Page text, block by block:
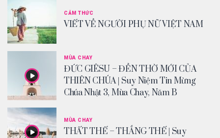
CẢM THỨC
VIẾT VỀ NGƯỜI PHỤ NỮ VIỆT NAM
MÙA CHAY
ĐỨC GIÊSU – ĐỀN THỜ MỚI CỦA
THIÊN CHÚA | Suy Niệm Tin Mừng
Chúa Nhật 3, Mùa Chay, Năm B
MÙA CHAY
THẤT THẾ – THẮNG THẾ | Suy